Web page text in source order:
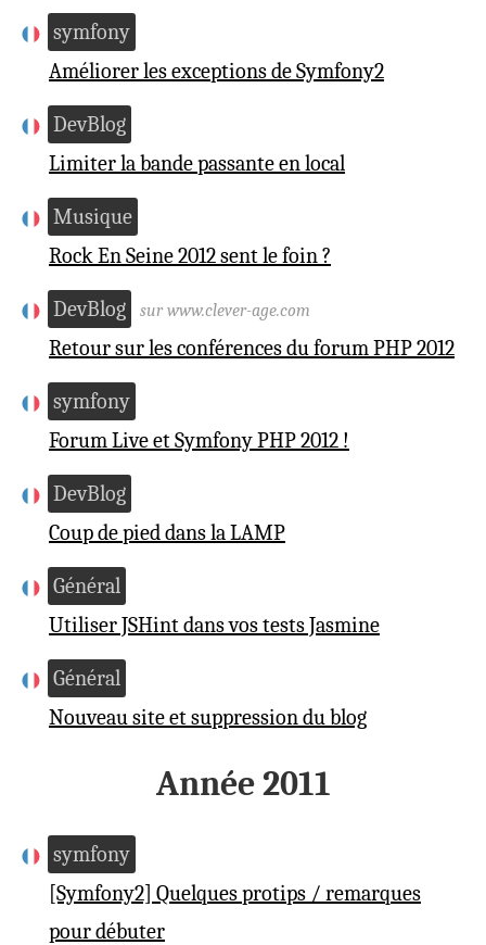
symfony
Améliorer les exceptions de Symfony2
DevBlog
Limiter la bande passante en local
Musique
Rock En Seine 2012 sent le foin ?
DevBlog sur www.clever-age.com
Retour sur les conférences du forum PHP 2012
symfony
Forum Live et Symfony PHP 2012 !
DevBlog
Coup de pied dans la LAMP
Général
Utiliser JSHint dans vos tests Jasmine
Général
Nouveau site et suppression du blog
Année 2011
symfony
[Symfony2] Quelques protips / remarques
pour débuter